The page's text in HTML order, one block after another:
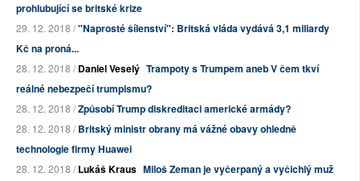
prohlubující se britské krize
29. 12. 2018 /"Naprosté šílenství": Britská vláda vydává 3,1 miliardy
Kč na proná...
28. 12. 2018 /Daniel Veselý Trampoty s Trumpem aneb V čem tkví
reálné nebezpečí trumpismu?
28. 12. 2018 /Způsobí Trump diskreditaci americké armády?
28. 12. 2018 /Britský ministr obrany má vážné obavy ohledně
technologie firmy Huawei
28. 12. 2018 /Lukáš Kraus Miloš Zeman je vyčerpaný a vyčichlý muž